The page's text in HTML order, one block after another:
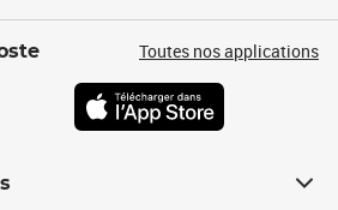
Toutes nos applications